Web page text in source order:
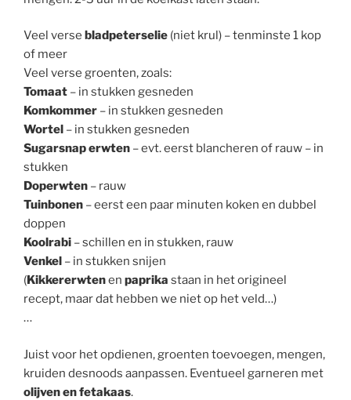
Veel verse bladpeterselie (niet krul) – tenminste 1 kop
of meer
Veel verse groenten, zoals:
Tomaat – in stukken gesneden
Komkommer – in stukken gesneden
Wortel – in stukken gesneden
Sugarsnap erwten – evt. eerst blancheren of rauw – in
stukken
Doperwten – rauw
Tuinbonen – eerst een paar minuten koken en dubbel
doppen
Koolrabi – schillen en in stukken, rauw
Venkel – in stukken snijen
(Kikkererwtenen paprika staan in het origineel
recept, maar dat hebben we niet op het veld…)
…
Juist voor het opdienen, groenten toevoegen, mengen,
kruiden desnoods aanpassen. Eventueel garneren met
olijven en fetakaas.